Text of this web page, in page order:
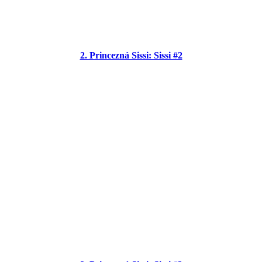
2. Princezná Sissi: Sissi #2